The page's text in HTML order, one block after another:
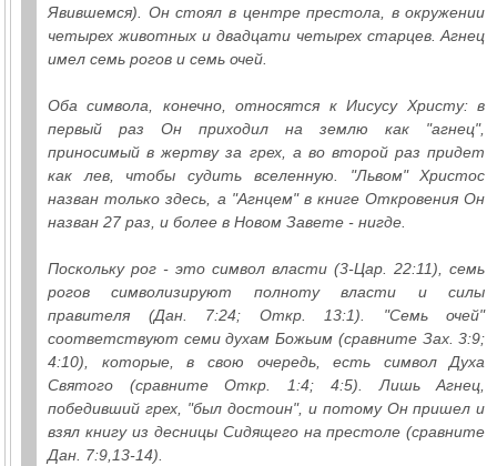
Явившемся). Он стоял в центре престола, в окружении
четырех животных и двадцати четырех старцев. Агнец
имел семь рогов и семь очей.
Оба символа, конечно, относятся к Иисусу Христу: в
первый раз Он приходил на землю как "агнец",
приносимый в жертву за грех, а во второй раз придет
как лев, чтобы судить вселенную. "Львом" Христос
назван только здесь, а "Агнцем" в книге Откровения Он
назван 27 раз, и более в Новом Завете - нигде.
Поскольку рог - это символ власти (3-Цар. 22:11), семь
рогов символизируют полноту власти и силы
правителя (Дан. 7:24; Откр. 13:1). "Семь очей"
соответствуют семи духам Божьим (сравните Зах. 3:9;
4:10), которые, в свою очередь, есть символ Духа
Святого (сравните Откр. 1:4; 4:5). Лишь Агнец,
победивший грех, "был достоин", и потому Он пришел и
взял книгу из десницы Сидящего на престоле (сравните
Дан. 7:9,13-14).